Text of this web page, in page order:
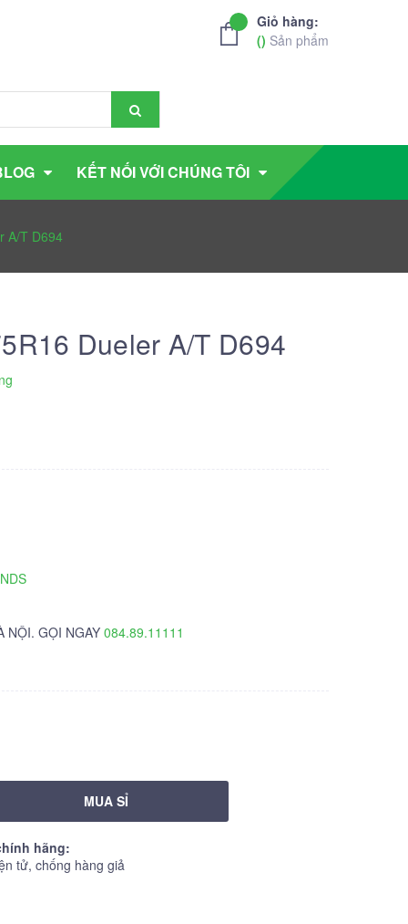
Giỏ hàng:
() Sản phẩm
KẾT NỐI VỚI CHÚNG TÔI
A/T D694
Dueler A/T D694
NỘI. GỌI NGAY 084.89.11111
MUA SỈ
hãng:
tử, chống hàng giả